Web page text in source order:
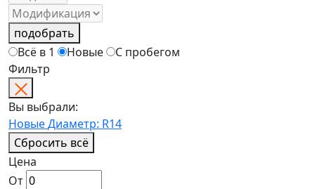
подобрать
Всё в 1
Новые
С пробегом
Фильтр
Вы выбрали:
НовыеДиаметр: R14
Сбросить всё
Цена
От